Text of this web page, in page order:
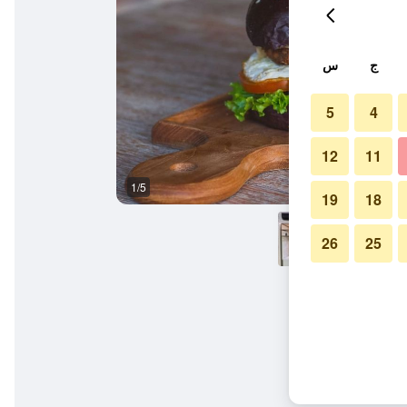
1/5
ج س
4
5
11
12
18
19
25
26